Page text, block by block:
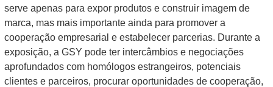
serve apenas para expor produtos e construir imagem de
marca, mas mais importante ainda para promover a
cooperação empresarial e estabelecer parcerias. Durante a
exposição, a GSY pode ter intercâmbios e negociações
aprofundados com homólogos estrangeiros, potenciais
clientes e parceiros, procurar oportunidades de cooperação,